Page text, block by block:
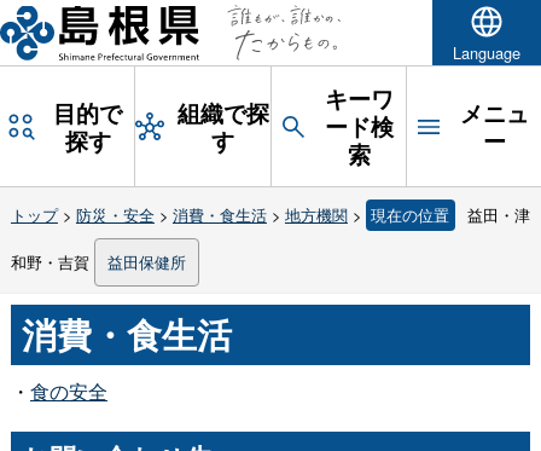
Language
目的で
探す
組織で探
す
キーワ
ード検
索
メニュ
ー
トップ> 防災・安全> 消費・食生活> 地方機関> 現在の位置 益田・津
和野・吉賀 益田保健所
消費・食生活
・ 食の安全